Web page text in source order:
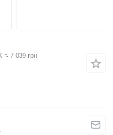
≈ 7 039 грн